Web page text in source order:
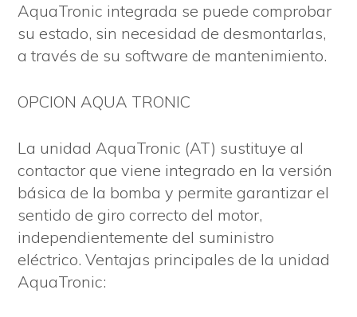
AquaTronic integrada se puede comprobar
su estado, sin necesidad de desmontarlas,
a través de su software de mantenimiento.
OPCION AQUA TRONIC
La unidad AquaTronic (AT) sustituye al
contactor que viene integrado en la versión
básica de la bomba y permite garantizar el
sentido de giro correcto del motor,
independientemente del suministro
eléctrico. Ventajas principales de la unidad
AquaTronic: